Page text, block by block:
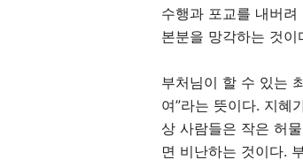
수행과 포교를 내버
본분을 망각하는 것이
부처님이 할 수 있는
여”라는 뜻이다. 지혜
상 사람들은 작은 허
면 비난하는 것이다.